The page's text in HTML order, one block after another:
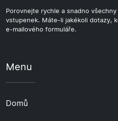
Porovnejte rychle a snadno
vstupenek. Máte-li jakékoli dotazy,
e-mailového formuláře.
Menu
Domů